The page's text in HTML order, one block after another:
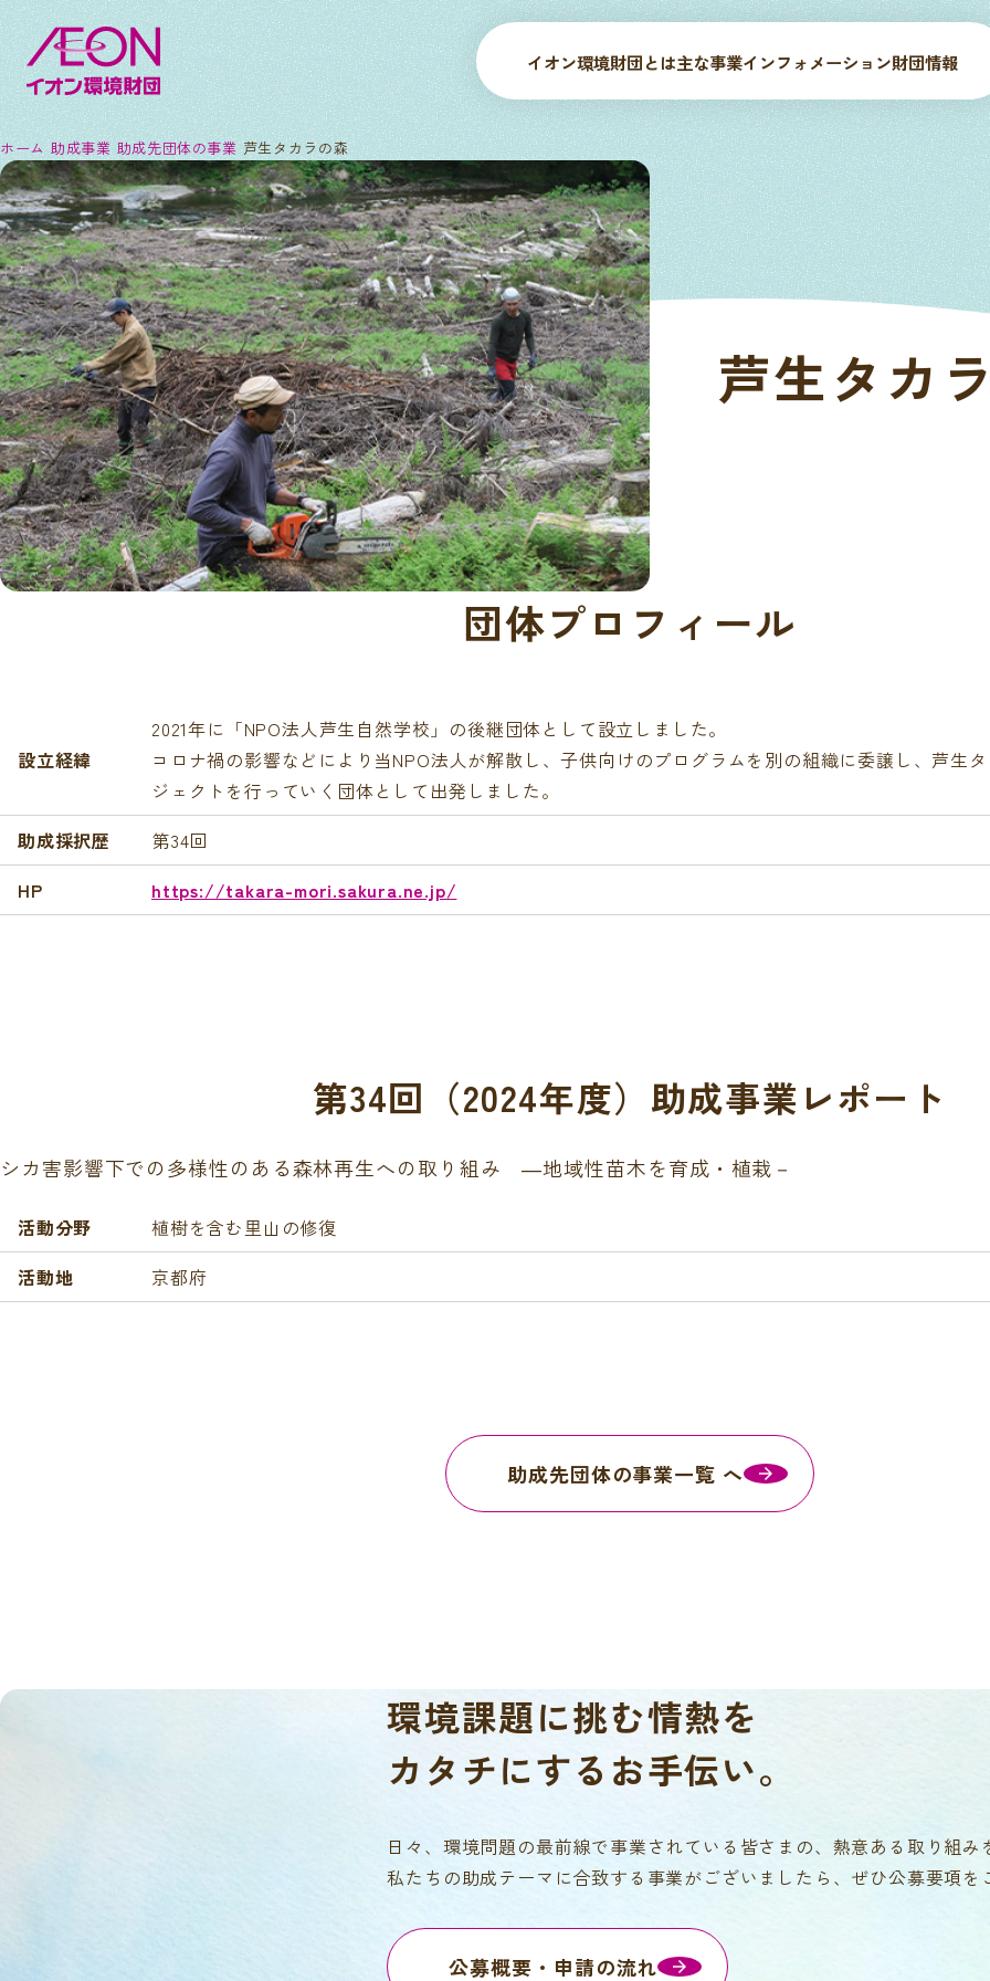
イオン環境財団とは主な事業インフォメーション財団情報
ホーム 助成事業 助成先団体の事業 芦生タカラの森
芦生タカ
団体プロフィール
設立経緯
2021年に「NPO法人芦生自然学校」の後継団体として設立しました。
コロナ禍の影響などにより当NPO法人が解散し、子供向けのプログラムを別の組織に委譲し、芦生
ジェクトを行っていく団体として出発しました。
助成採択歴
第34回
HP
https://takara-mori.sakura.ne.jp/
第34回（2024年度）助成事業レポート
シカ害影響下での多様性のある森林再生への取り組み ―地域性苗木を育成・植栽－
活動分野
植樹を含む里山の修復
活動地
京都府
助成先団体の事業一覧 へ
環境課題に挑む情熱を
カタチにするお手伝い。
日々、環境問題の最前線で事業されている皆さまの、熱意ある取り組み
私たちの助成テーマに合致する事業がございましたら、ぜひ公募要項を
公募概要・申請の流れ